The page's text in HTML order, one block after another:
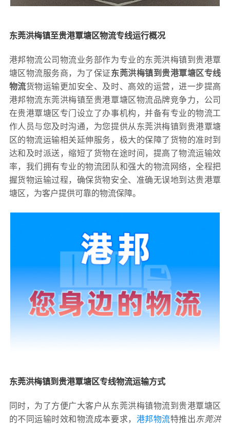
东莞洪梅镇至贵港覃塘区物流专线运行概况
港邦物流公司物流业务部作为专业的东莞洪梅镇到贵港覃
塘区物流服务商，为了保证东莞洪梅镇到贵港覃塘区专线
物流货物运输更加安全、及时、高效的运营，进一步提高
港邦物流东莞洪梅镇至贵港覃塘区物流品牌竞争力，公司
在贵港覃塘区专门设立了办事机构，并备有专业的物流工
作人员与您及时沟通，为您提供从东莞洪梅镇到贵港覃塘
区的物流运输相关延伸服务，极大的保障了货物的准时到
达和及时派送，缩短了货物在途时间，提高了物流运输效
率，我们拥有专业的物流团队和强大的物流网络，全程把
握货物运输过程，确保货物安全、准确无误地到达贵港覃
塘区，为客户提供可靠的物流保障。
东莞洪梅镇到贵港覃塘区专线物流运输方式
同时，为了方便广大客户从东莞洪梅镇物流到贵港覃塘区
的不同运输时效和物流成本要求， 港邦物流特推出东莞洪